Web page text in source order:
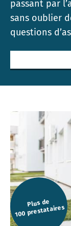
passant par
sans oublier
questions
Plus de
100 prestataires